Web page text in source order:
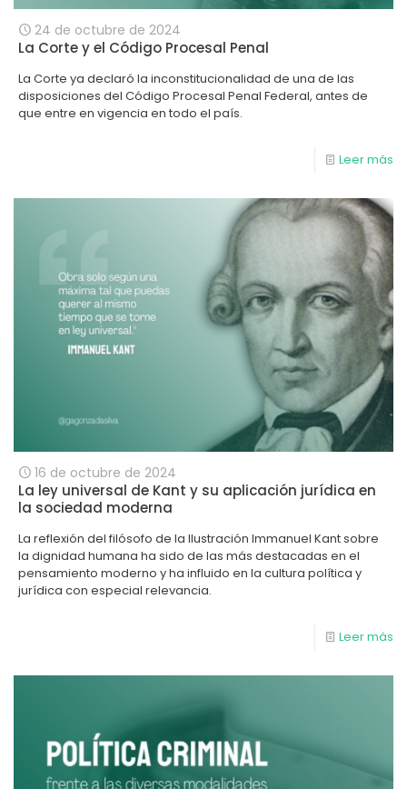
24 de octubre de 2024
La Corte y el Código Procesal Penal
La Corte ya declaró la inconstitucionalidad de una de las
disposiciones del Código Procesal Penal Federal, antes de
que entre en vigencia en todo el país.
Leer más
16 de octubre de 2024
La ley universal de Kant y su aplicación jurídica en
la sociedad moderna
La reflexión del filósofo de la Ilustración Immanuel Kant sobre
la dignidad humana ha sido de las más destacadas en el
pensamiento moderno y ha influido en la cultura política y
jurídica con especial relevancia.
Leer más